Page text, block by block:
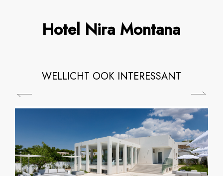
Hotel Nira Montana
WELLICHT OOK INTERESSANT